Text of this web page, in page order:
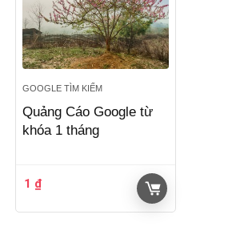
GOOGLE TÌM KIẾM
Quảng Cáo Google từ
khóa 1 tháng
1 ₫